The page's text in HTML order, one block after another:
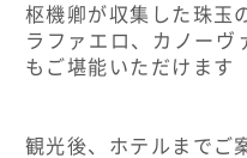
枢機卿が収集した珠玉
ラファエロ、カノーヴ
もご堪能いただけます
観光後、ホテルまでご